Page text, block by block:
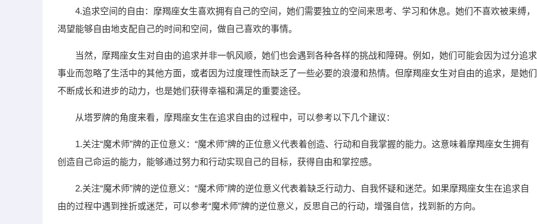
4.追求空间的自由：摩羯座女生喜欢拥有自己的空间，她们需要独立的空间来思考、学习和休息。她们不喜欢被束缚，
渴望能够自由地支配自己的时间和空间，做自己喜欢的事情。
当然，摩羯座女生对自由的追求并非一帆风顺，她们也会遇到各种各样的挑战和障碍。例如，她们可能会因为过分追求
事业而忽略了生活中的其他方面，或者因为过度理性而缺乏了一些必要的浪漫和热情。但摩羯座女生对自由的追求，是她们
不断成长和进步的动力，也是她们获得幸福和满足的重要途径。
从塔罗牌的角度来看，摩羯座女生在追求自由的过程中，可以参考以下几个建议：
1.关注“魔术师”牌的正位意义：“魔术师”牌的正位意义代表着创造、行动和自我掌握的能力。这意味着摩羯座女生拥有
创造自己命运的能力，能够通过努力和行动实现自己的目标，获得自由和掌控感。
2.关注“魔术师”牌的逆位意义：“魔术师”牌的逆位意义代表着缺乏行动力、自我怀疑和迷茫。如果摩羯座女生在追求自
由的过程中遇到挫折或迷茫，可以参考“魔术师”牌的逆位意义，反思自己的行动，增强自信，找到新的方向。